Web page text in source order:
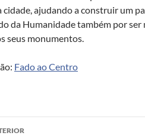
cidade, ajudando a construir um
da Humanidade também por ser
seus monumentos.
Fado ao Centro